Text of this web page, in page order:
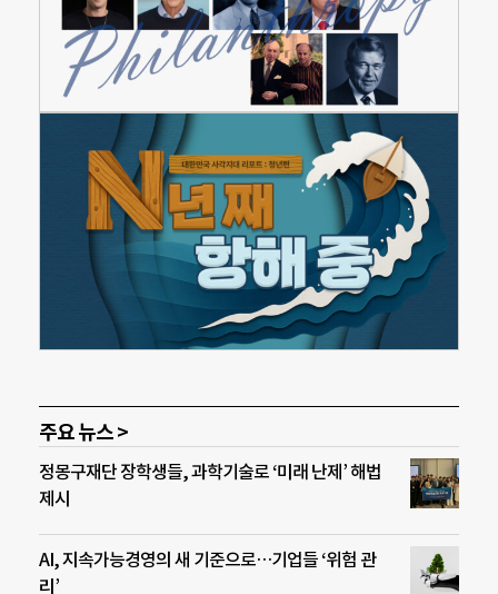
주요 뉴스 >
정몽구재단 장학생들, 과학기술로 ‘미래 난제’ 해법
제시
AI, 지속가능경영의 새 기준으로…기업들 ‘위험 관
리’